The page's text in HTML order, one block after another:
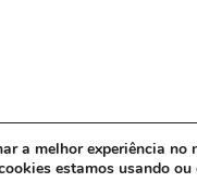
a melhor experiência no
estamos usando